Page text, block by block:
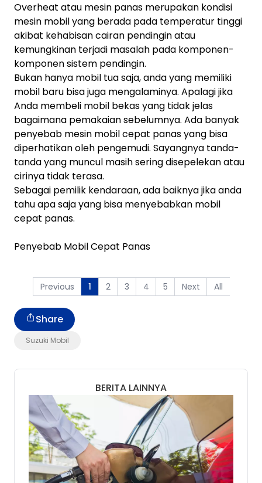
Overheat atau mesin panas merupakan kondisi
mesin mobil yang berada pada temperatur tinggi
akibat kehabisan cairan pendingin atau
kemungkinan terjadi masalah pada komponen-
komponen sistem pendingin.
Bukan hanya mobil tua saja, anda yang memiliki
mobil baru bisa juga mengalaminya. Apalagi jika
Anda membeli mobil bekas yang tidak jelas
bagaimana pemakaian sebelumnya. Ada banyak
penyebab mesin mobil cepat panas yang bisa
diperhatikan oleh pengemudi. Sayangnya tanda-
tanda yang muncul masih sering disepelekan atau
cirinya tidak terasa.
Sebagai pemilik kendaraan, ada baiknya jika anda
tahu apa saja yang bisa menyebabkan mobil
cepat panas.
Penyebab Mobil Cepat Panas
Previous 1 2 3 4 5 Next All
Suzuki Mobil
Share
BERITA LAINNYA